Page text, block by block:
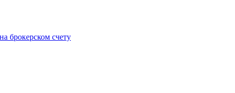
брокерском счету